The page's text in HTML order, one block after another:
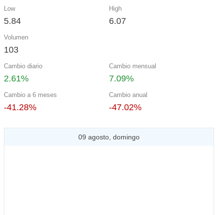
Low
5.84
High
6.07
Volumen
103
Cambio diario
2.61%
Cambio mensual
7.09%
Cambio a 6 meses
-41.28%
Cambio anual
-47.02%
09 agosto, domingo